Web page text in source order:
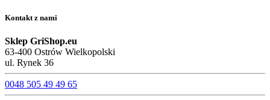
Kontakt z nami
Sklep GriShop.eu
63-400 Ostrów Wielkopolski
ul. Rynek 36
0048 505 49 49 65